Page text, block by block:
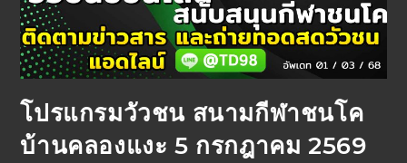
โปรแกรมวัวชน สนามกีฬาชนโค
บ้านคลองแงะ 5 กรกฎาคม 2569